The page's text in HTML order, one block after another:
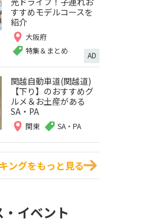
すすめモデルコースを
紹介
大阪府
特集＆まとめ
AD
関越自動車道(関越道)
【下り】のおすすめグ
ルメ＆お土産がある
SA・PA
関東 SA・PA
ングをもっと見る
イベント